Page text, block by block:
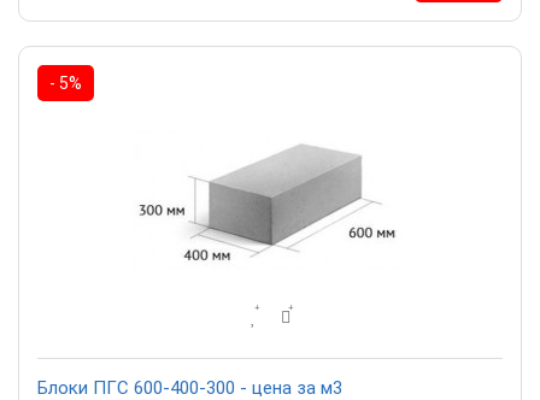
- 5%
Блоки ПГС 600-400-300 - цена за м3